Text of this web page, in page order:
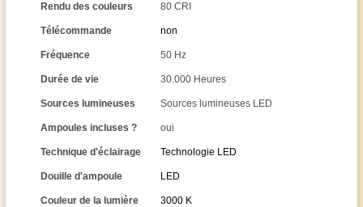
Rendu des couleurs 80 CRI
Télécommande non
Fréquence 50 Hz
Durée de vie 30.000 Heures
Sources lumineuses Sources lumineuses LED
Ampoules incluses ? oui
Technique d'éclairage Technologie LED
Douille d'ampoule LED
Couleur de la lumière 3000 K